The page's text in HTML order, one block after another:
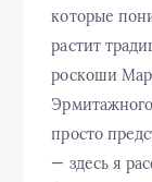
которые
растит
роскоши
просто
— здесь я